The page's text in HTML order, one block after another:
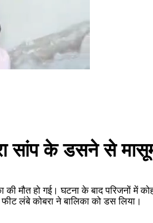
सांप के डसने से
मौत हो गई। घटना के बाद परिजनों में
लंबे कोबरा ने बालिका को डस लिया।